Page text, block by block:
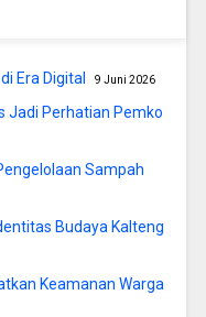
Era Digital 9 Juni 2026
Jadi Perhatian Pemko
Sampah
Budaya Kalteng
Keamanan Warga